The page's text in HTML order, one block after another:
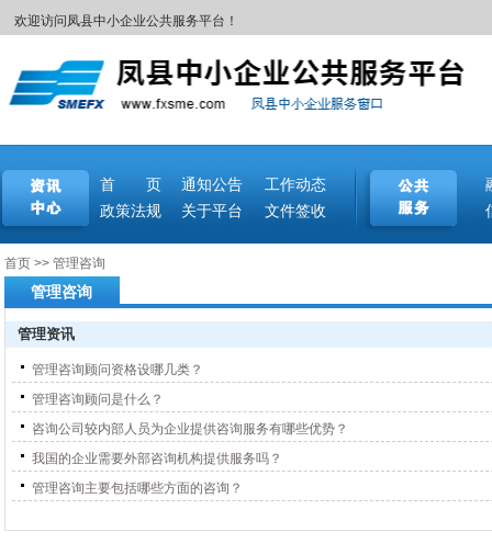
欢迎访问凤县中小企业公共服务平台！
首 页 通知公告 工作动态
政策法规
关于平台 文件签收
首页>> 管理咨询
管理咨询
管理资讯
管理咨询顾问资格设哪几类？
管理咨询顾问是什么？
咨询公司较内部人员为企业提供咨询服务有哪些优势？
我国的企业需要外部咨询机构提供服务吗？
管理咨询主要包括哪些方面的咨询？